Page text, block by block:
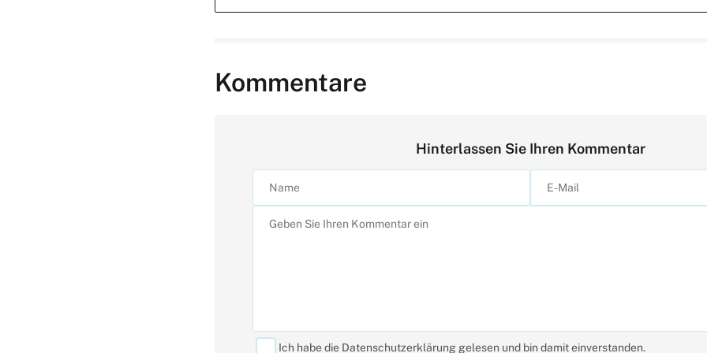
Kommentare
Hinterlassen Sie Ihren Kommentar
Ich habe die Datenschutzerklärung gelesen und bin damit einverstanden.